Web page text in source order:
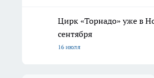
Цирк «Торнадо» уже в
сентября
16 июля